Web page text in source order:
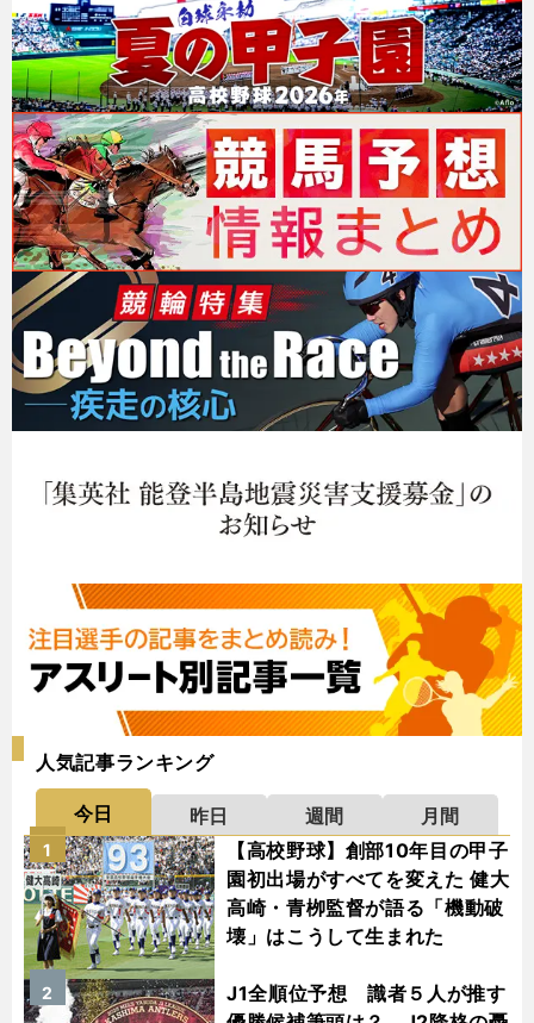
人気記事ランキング
今日 昨日 週間
月間
【高校野球】創部10年目の甲子
園初出場がすべてを変えた 健大
高崎・青栁監督が語る「機動破
壊」はこうして生まれた
1
J1全順位予想 識者５人が推す
2